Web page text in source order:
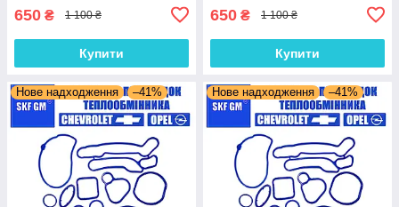
650 ₴ 1 100 ₴
Купити
650 ₴ 1 100 ₴
Купити
Нове надходження –41% Нове надходження –41%